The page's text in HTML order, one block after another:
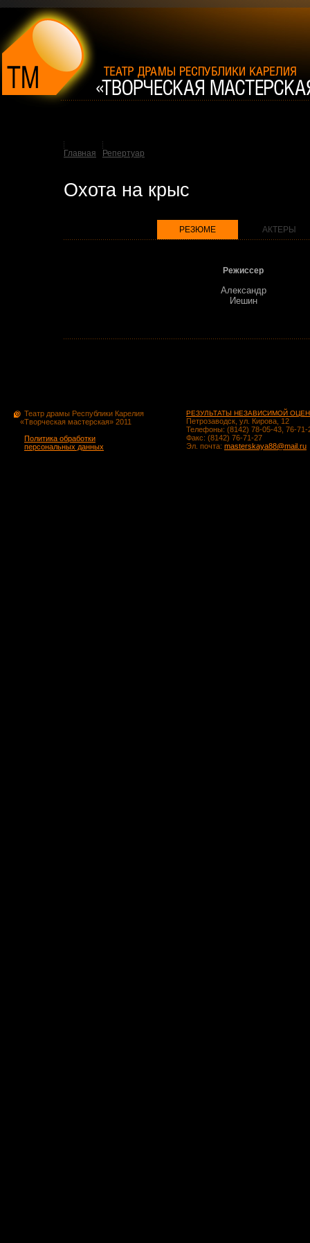
Главная Репертуар
Охота на крыс
РЕЗЮМЕ АКТЕРЫ
Режиссер
Александр
Иешин
Театр драмы Республики Карелия
«Творческая мастерская» 2011
Политика обработки
персональных данных
РЕЗУЛЬТАТЫ НЕЗАВИСИМОЙ
Петрозаводск, ул. Кирова, 12
Телефоны: (8142) 78-05-43, 76-71-
Факс: (8142) 76-71-27
Эл. почта: masterskaya88@mail.ru